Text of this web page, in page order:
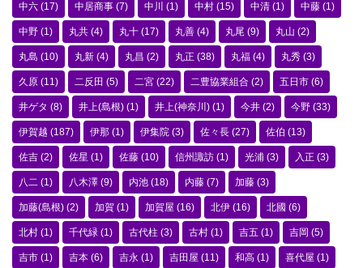
中六 (17) 中居商事 (7) 中川 (1) 中村 (15) 中清 (1) 中藤 (1)
中野 (1) 丸共 (4) 丸十 (17) 丸善 (4) 丸尾 (9) 丸山 (2)
丸島 (10) 丸新 (4) 丸昌 (2) 丸正 (38) 丸福 (4) 丸秀 (3)
久原 (11) 二反田 (5) 二宮 (22) 二豊協業組合 (2) 五日市 (6)
井ゲタ (8) 井上(島根) (1) 井上(神奈川) (1) 今井 (2) 今野 (33)
伊賀越 (187) 伊那 (1) 伊集院 (3) 佐々長 (27) 佐伯 (13)
佐吉 (2) 佐星 (1) 佐藤 (10) 信州諏訪 (1) 光浦 (3) 入正 (3)
八二 (1) 八木澤 (9) 内池 (18) 内藤 (7) 加藤 (3)
加藤(島根) (2) 加賀 (1) 加賀屋 (16) 北伊 (16) 北國 (6)
北村 (1) 千代緑 (1) 古代柱 (3) 古村 (1) 吉五 (1) 吉岡 (5)
吉市 (1) 吉本 (6) 吉永 (1) 吉田屋 (11) 和高 (1) 喜代屋 (1)